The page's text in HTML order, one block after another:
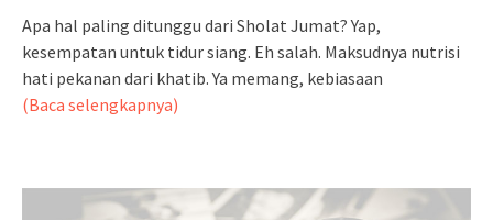
Apa hal paling ditunggu dari Sholat Jumat? Yap,
kesempatan untuk tidur siang. Eh salah. Maksudnya nutrisi
hati pekanan dari khatib. Ya memang, kebiasaan
(Baca selengkapnya)